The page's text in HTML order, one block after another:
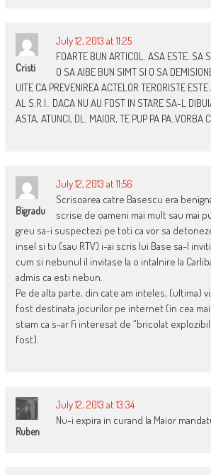
Cristi
July 12, 2013 at 11:25
FOARTE BUN ARTICOL. ASA ESTE..SA
O SA AIBE BUN SIMT SI O SA
UITE CA PREVENIREA ACTELOR TERORISTE
AL S.R.I.. DACA NU AU FOST IN STARE SA-L
ASTA, ATUNCI, DL. MAIOR, TE PUP PA PA..VORBA
Bigradu
July 12, 2013 at 11:56
Scrisoarea catre Basescu era
scrise de oameni mai mult sau mai
greu sa-i suspectezi pe toti ca vor sa
insel si tu (sau RTV) i-ai scris lui Base sa-l
cum si nebunul il invitase la o intalnire la
admis ca esti nebun.
Pe de alta parte, din cate am inteles, (ultima)
fost destinata jocurilor pe internet (in cea mai
stiam ca s-ar fi interesat de “bricolat
fost).
Ruben
July 12, 2013 at 13:34
Nu-i expira in curand la Maior